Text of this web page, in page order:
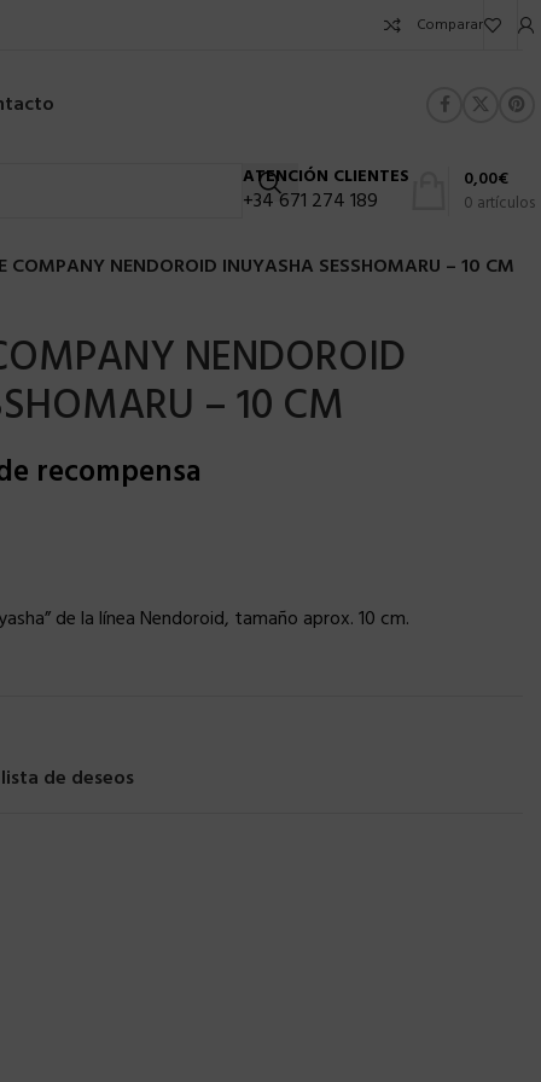
Comparar
ATENCIÓN CLIENTES
+34 671 274 189 0 artículos
0,00€
COMPANY NENDOROID INUYASHA SESSHOMARU – 10 CM
NENDOROID
– 10 CM
recompensa
de la línea Nendoroid, tamaño aprox. 10 cm.
de deseos